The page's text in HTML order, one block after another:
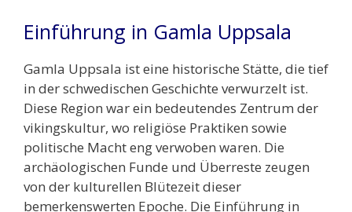
Einführung in Gamla Uppsala
Gamla Uppsala ist eine historische Stätte, die tief
in der schwedischen Geschichte verwurzelt ist.
Diese Region war ein bedeutendes Zentrum der
vikingskultur, wo religiöse Praktiken sowie
politische Macht eng verwoben waren. Die
archäologischen Funde und Überreste zeugen
von der kulturellen Blütezeit dieser
bemerkenswerten Epoche. Die Einführung in